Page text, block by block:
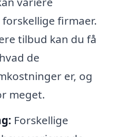
firmaer.
tilbud kan du få
de
er, og
meget.
Forskellige